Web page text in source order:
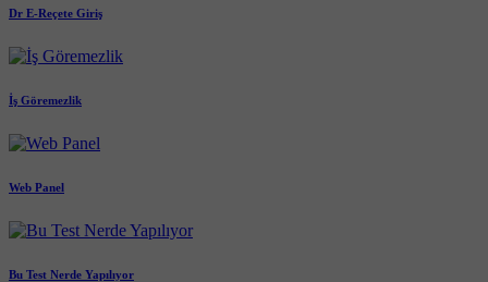
Dr E-Reçete Giriş
İş Göremezlik
Web Panel
Bu Test Nerde Yapılıyor